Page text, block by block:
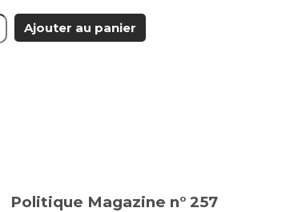
Ajouter au panier
Politique Magazine n° 257